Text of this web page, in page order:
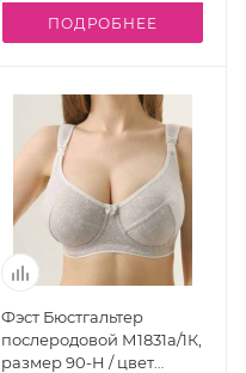
ПОДРОБНЕЕ
Фэст Бюстгальтер
послеродовой М1831а/1К,
размер 90-H / цвет